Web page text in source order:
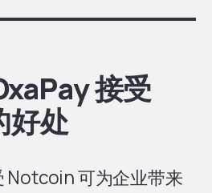
接受
好处
Notcoin 可为企业带来